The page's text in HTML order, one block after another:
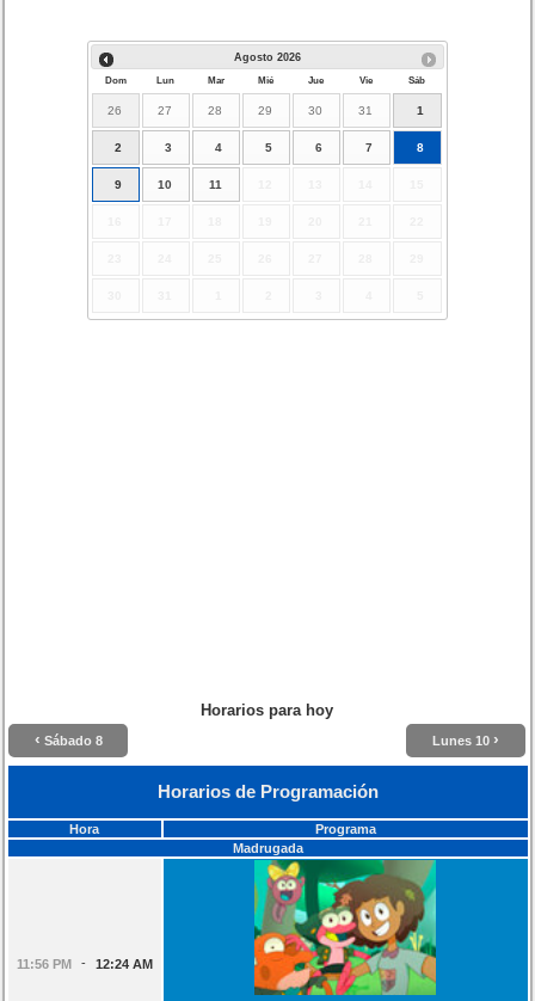
Agosto 2026
Dom Lun Mar Mié Jue Vie Sáb
26 27 28 29 30 31 1
2 3 4 5 6 7 8
9 10 11
Horarios para hoy
‹ Sábado 8 Lunes 10 ›
Horarios de Programación
Hora
Programa
Madrugada
11:56 PM - 12:24 AM